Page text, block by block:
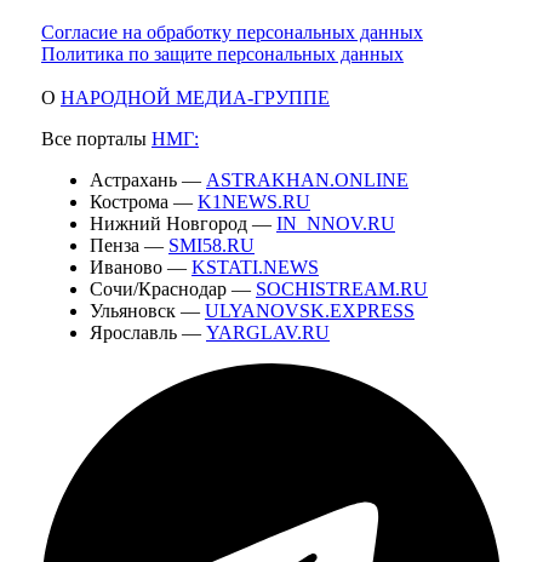
Согласие на обработку персональных данных
Политика по защите персональных данных
О НАРОДНОЙ МЕДИА-ГРУППЕ
Все порталы НМГ:
Астрахань — ASTRAKHAN.ONLINE
Кострома — K1NEWS.RU
Нижний Новгород — IN_NNOV.RU
Пенза — SMI58.RU
Иваново — KSTATI.NEWS
Сочи/Краснодар — SOCHISTREAM.RU
Ульяновск — ULYANOVSK.EXPRESS
Ярославль — YARGLAV.RU